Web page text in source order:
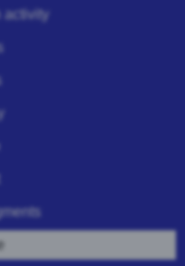
activity